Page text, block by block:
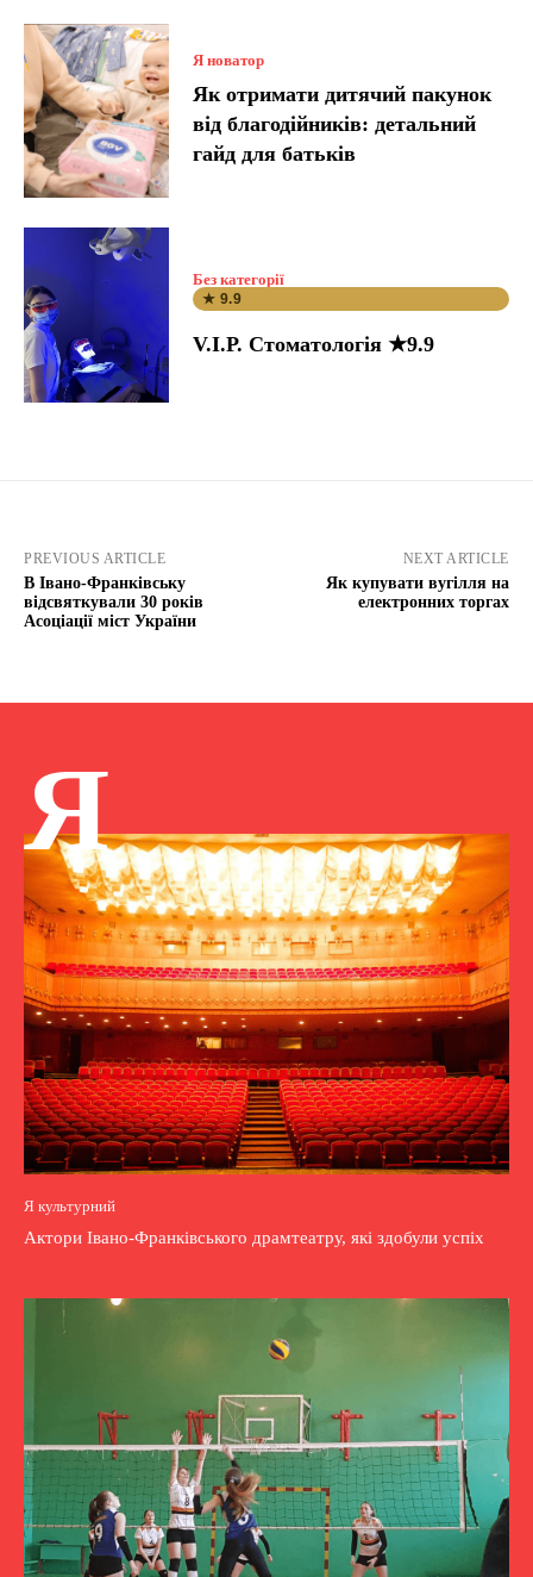
Я новатор
Як отримати дитячий пакунок
від благодійників: детальний
гайд для батьків
Без категорії
★ 9.9
V.I.P. Стоматологія ★9.9
PREVIOUS ARTICLE
В Івано-Франківську
відсвяткували 30 років
Асоціації міст України
NEXT ARTICLE
Як купувати вугілля на
електронних торгах
Я
Я культурний
Актори Івано-Франківського драмтеатру, які здобули успіх